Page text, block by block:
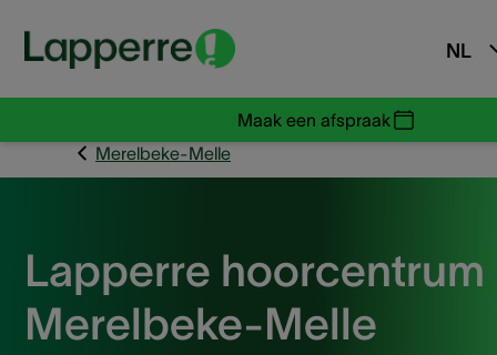
NL
Maak een afspraak
Merelbeke-Melle
Lapperre hoorcentrum
Merelbeke-Melle